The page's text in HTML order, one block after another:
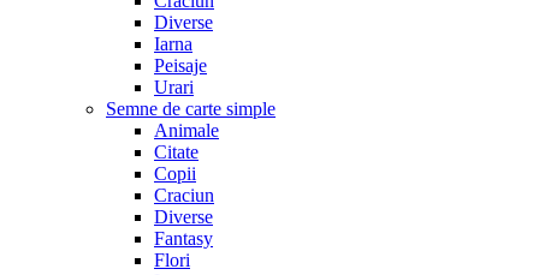
Diverse
Iarna
Peisaje
Urari
Semne de carte simple
Animale
Citate
Copii
Craciun
Diverse
Fantasy
Flori